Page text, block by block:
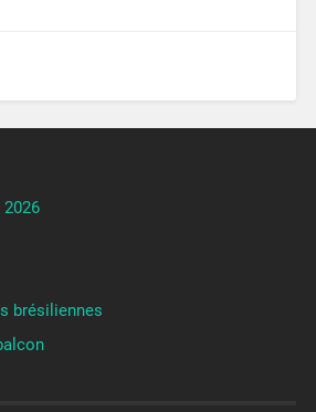
2026
brésiliennes